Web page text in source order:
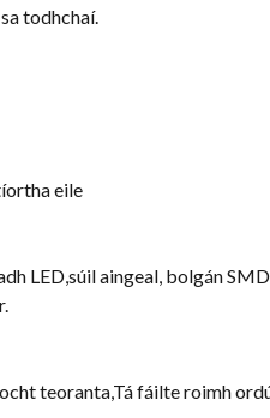
todhchaí.
eile
LED,súil aingeal, bolgán
teoranta,Tá fáilte roimh